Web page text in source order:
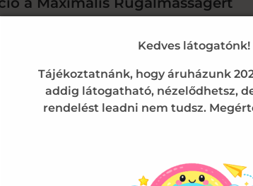
a gyermek életkorához, súlyához és a séták
Ideális a korai időszakban, amikor a babának a
ritmusára.
nagyobb súlyú, nehezebb kisgyermekekhez
a szülő első mozgásterét.
Testreszabható Kényelem
Kedves látogatónk!
Tájékoztatnánk, hogy áruházunk
addig látogatható, nézelődhetsz,
rendelést leadni nem tudsz.